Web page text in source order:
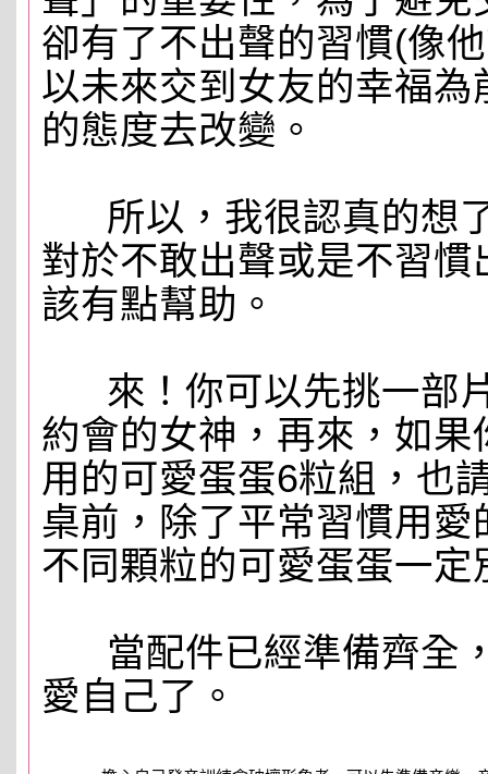
卻有了不出聲的習慣(像
以未來交到女友的幸福
的態度去改變。
所以，我很認真的想
對於不敢出聲或是不習
該有點幫助。
來！你可以先挑一部
約會的女神，再來，如
用的可愛蛋蛋6粒組，也
桌前，除了平常習慣用
不同顆粒的可愛蛋蛋一定
當配件已經準備齊全
愛自己了。